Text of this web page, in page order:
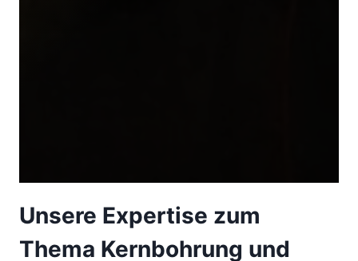
Unsere Expertise zum
Thema Kernbohrung und